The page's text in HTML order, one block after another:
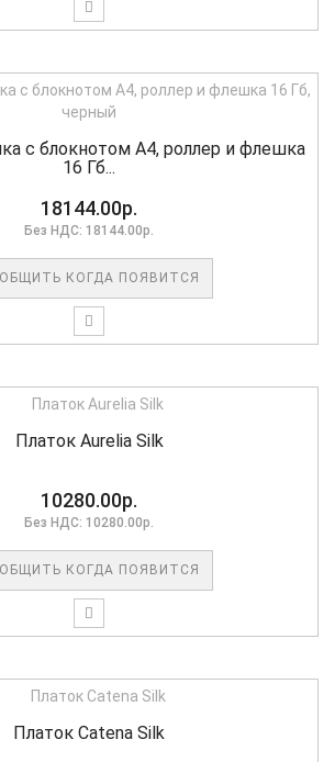
с блокнотом А4, роллер и флешка
16 Гб...
18144.00р.
Без НДС: 18144.00р.
КОГДА ПОЯВИТСЯ
Платок Aurelia Silk
10280.00р.
Без НДС: 10280.00р.
КОГДА ПОЯВИТСЯ
Платок Catena Silk